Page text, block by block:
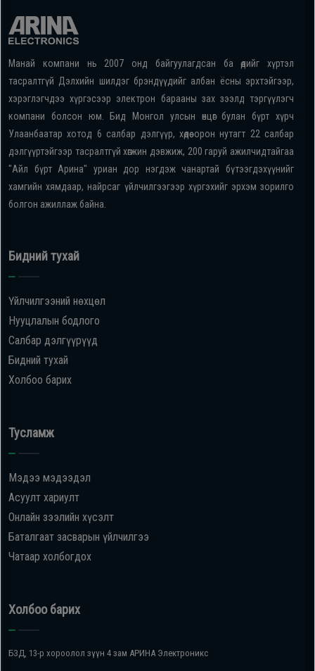
Манай компани нь 2007 онд байгуулагдсан ба өдийг хүртэл
тасралтгүй Дэлхийн шилдэг брэндүүдийг албан ёсны эрхтэйгээр,
хэрэглэгчдээ хүргэсээр электрон барааны зах зээлд тэргүүлэгч
компани болсон юм. Бид Монгол улсын өнцөг булан бүрт хүрч
Улаанбаатар хотод 6 салбар дэлгүүр, хөдөө орон нутагт 22 салбар
дэлгүүртэйгээр тасралтгүй хөгжин дэвжиж, 200 гаруй ажилчидтайгаа
"Айл бүрт Арина" уриан дор нэгдэж чанартай бүтээгдэхүүнийг
хамгийн хямдаар, найрсаг үйлчилгээгээр хүргэхийг эрхэм зорилго
болгон ажиллаж байна.
Бидний тухай
Үйлчилгээний нөхцөл
Нууцлалын бодлого
Салбар дэлгүүрүүд
Бидний тухай
Холбоо барих
Тусламж
Мэдээ мэдээдэл
Асуулт хариулт
Онлайн зээлийн хүсэлт
Баталгаат засварын үйлчилгээ
Чатаар холбогдох
Холбоо барих
БЗД, 13-р хороолол зүүн 4 зам АРИНА Электроникс